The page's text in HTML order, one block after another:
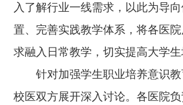
入了解行业一线需求，以此为导
置、完善实践教学体系，将各医
求融入日常教学，切实提高大学生
针对加强学生职业培养意识教
校医双方展开深入讨论。各医院